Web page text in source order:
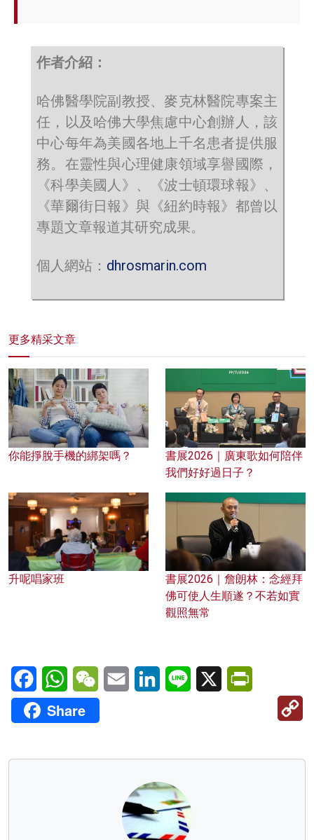
作者介紹：
哈佛醫學院副教授、麥克林醫院專案主
任，以及哈佛大學焦慮中心創辦人，該
中心每年為美國各地上千名患者提供服
務。在靈性與心理健康領域享譽國際，
《科學美國人》、《波士頓環球報》、
《華爾街日報》與《紐約時報》都曾以
專題文章報道其研究成果。
個人網站： dhrosmarin.com
更多精采文章
你能掙脫手機的綁架嗎？
書展2026｜廣東歌如何陪伴
我們好好過日子？
升呢唱家班
書展2026｜詹朗林：念經拜
佛可使人生順遂？不若如實
觀照無常
FacebookWhatsAppWeChatEmail LinkedInLine X
Share